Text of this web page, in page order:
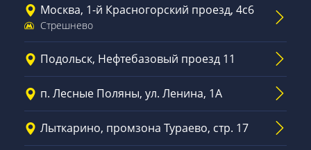
Москва, 1-й Красногорский проезд, 4с6
Стрешнево
Подольск, Нефтебазовый проезд 11
п. Лесные Поляны, ул. Ленина, 1А
Лыткарино, промзона Тураево, стр. 17